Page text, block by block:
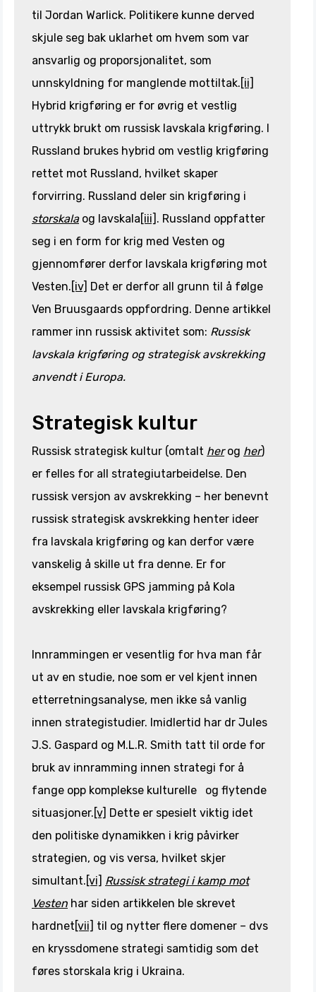
til Jordan Warlick. Politikere kunne derved
skjule seg bak uklarhet om hvem som var
ansvarlig og proporsjonalitet, som
unnskyldning for manglende mottiltak.[ii]
Hybrid krigføring er for øvrig et vestlig
uttrykk brukt om russisk lavskala krigføring. I
Russland brukes hybrid om vestlig krigføring
rettet mot Russland, hvilket skaper
forvirring. Russland deler sin krigføring i
storskalaog lavskala[iii] . Russland oppfatter
seg i en form for krig med Vesten og
gjennomfører derfor lavskala krigføring mot
Vesten.[iv] Det er derfor all grunn til å følge
Ven Bruusgaards oppfordring. Denne artikkel
rammer inn russisk aktivitet som: Russisk
lavskala krigføring og strategisk avskrekking
anvendt i Europa.
Strategisk kultur
Russisk strategisk kultur (omtalt herog her)
er felles for all strategiutarbeidelse. Den
russisk versjon av avskrekking – her benevnt
russisk strategisk avskrekking henter ideer
fra lavskala krigføring og kan derfor være
vanskelig å skille ut fra denne. Er for
eksempel russisk GPS jamming på Kola
avskrekking eller lavskala krigføring?
Innrammingen er vesentlig for hva man får
ut av en studie, noe som er vel kjent innen
etterretningsanalyse, men ikke så vanlig
innen strategistudier. Imidlertid har dr Jules
J.S. Gaspard og M.L.R. Smith tatt til orde for
bruk av innramming innen strategi for å
fange opp komplekse kulturelle og flytende
situasjoner.[v] Dette er spesielt viktig idet
den politiske dynamikken i krig påvirker
strategien, og vis versa, hvilket skjer
simultant.[vi] Russisk strategi i kamp mot
Vesten har siden artikkelen ble skrevet
hardnet[vii] til og nytter flere domener – dvs
en kryssdomene strategi samtidig som det
føres storskala krig i Ukraina.